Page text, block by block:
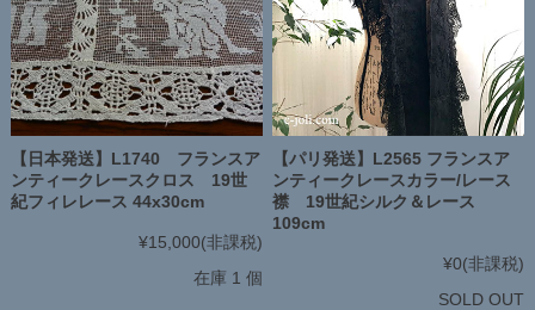
【日本発送】L1740 フランスア
ンティークレースクロス 19世
紀フィレレース 44x30cm
¥15,000(非課税)
在庫 1 個
【パリ発送】L2565 フランスア
ンティークレースカラー/レース
襟 19世紀シルク＆レース
109cm
¥0(非課税)
SOLD OUT